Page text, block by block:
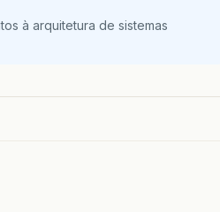
à arquitetura de sistemas